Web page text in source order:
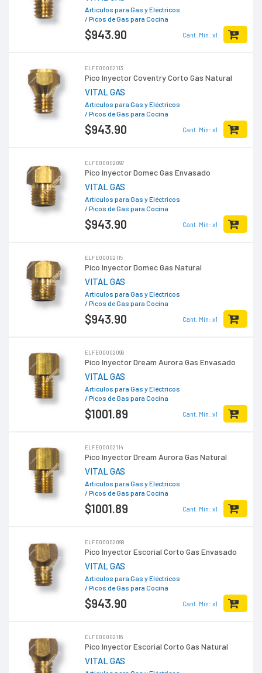
Articulos para Gas y Eléctricos
/ Picos de Gas para Cocina
$943.90 Cant. Min: x1
ELFE00002113
Pico Inyector Coventry Corto Gas Natural
VITAL GAS
Articulos para Gas y Eléctricos
/ Picos de Gas para Cocina
$943.90 Cant. Min: x1
ELFE00002097
Pico Inyector Domec Gas Envasado
VITAL GAS
Articulos para Gas y Eléctricos
/ Picos de Gas para Cocina
$943.90 Cant. Min: x1
ELFE00002115
Pico Inyector Domec Gas Natural
VITAL GAS
Articulos para Gas y Eléctricos
/ Picos de Gas para Cocina
$943.90 Cant. Min: x1
ELFE00002096
Pico Inyector Dream Aurora Gas Envasado
VITAL GAS
Articulos para Gas y Eléctricos
/ Picos de Gas para Cocina
$1001.89 Cant. Min: x1
ELFE00002114
Pico Inyector Dream Aurora Gas Natural
VITAL GAS
Articulos para Gas y Eléctricos
/ Picos de Gas para Cocina
$1001.89 Cant. Min: x1
ELFE00002098
Pico Inyector Escorial Corto Gas Envasado
VITAL GAS
Articulos para Gas y Eléctricos
/ Picos de Gas para Cocina
$943.90 Cant. Min: x1
ELFE00002116
Pico Inyector Escorial Corto Gas Natural
VITAL GAS